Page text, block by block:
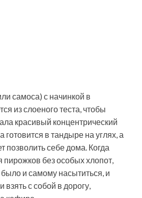
самоса) с начинкой в
из слоеного теста, чтобы
красивый концентрический
готовится в тандыре на углях, а
позволить себе дома. Когда
пирожков без особых хлопот,
и самому насытиться, и
взять с собой в дорогу,